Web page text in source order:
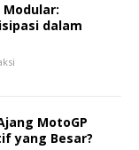
dalam
MotoGP
yang Besar?